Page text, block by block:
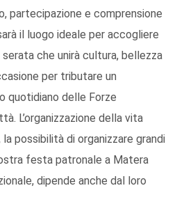
partecipazione e comprensione
il luogo ideale per accogliere
che unirà cultura, bellezza
per tributare un
quotidiano delle Forze
L’organizzazione della vita
possibilità di organizzare grandi
festa patronale a Matera
dipende anche dal loro